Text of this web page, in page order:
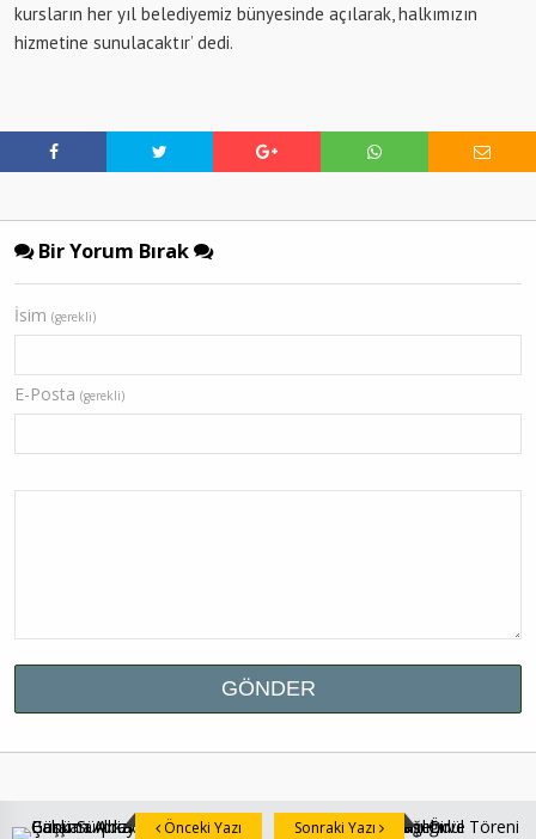
kursların her yıl belediyemiz bünyesinde açılarak, halkımızın
hizmetine sunulacaktır’ dedi.
Bir Yorum Bırak
İsim (gerekli)
E-Posta (gerekli)
Önceki Yazı Sonraki Yazı